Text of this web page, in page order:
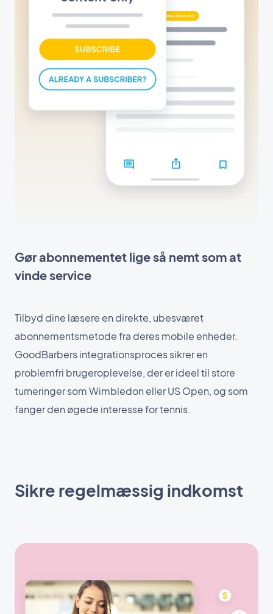
Gør abonnementet lige så nemt som at
vinde service
Tilbyd dine læsere en direkte, ubesværet
abonnementsmetode fra deres mobile enheder.
GoodBarbers integrationsproces sikrer en
problemfri brugeroplevelse, der er ideel til store
turneringer som Wimbledon eller US Open, og som
fanger den øgede interesse for tennis.
Sikre regelmæssig indkomst